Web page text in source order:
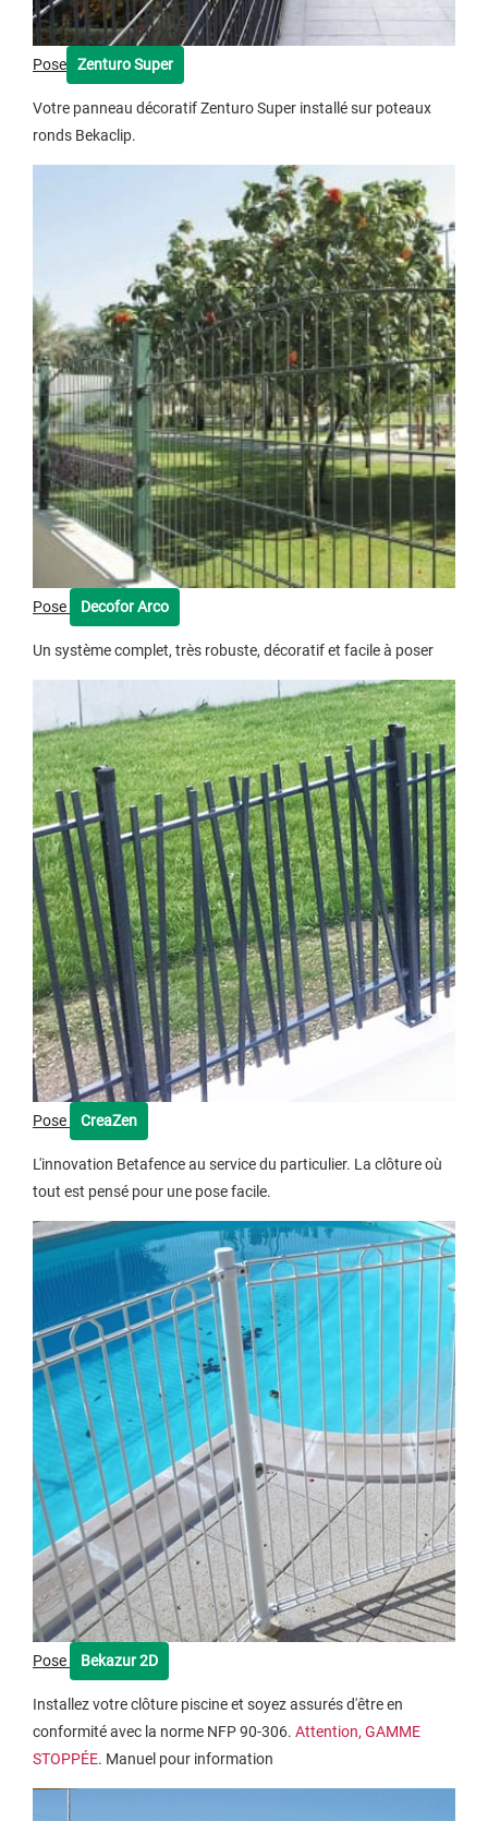
Pose Zenturo Super
Votre panneau décoratif Zenturo Super installé sur poteaux
ronds Bekaclip.
Pose Decofor Arco
Un système complet, très robuste, décoratif et facile à poser
Pose CreaZen
L'innovation Betafence au service du particulier. La clôture où
tout est pensé pour une pose facile.
Pose Bekazur 2D
Installez votre clôture piscine et soyez assurés d'être en
conformité avec la norme NFP 90-306. Attention, GAMME
STOPPÉE. Manuel pour information